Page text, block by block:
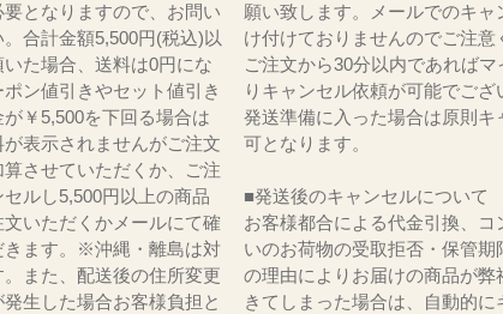
となりますので、お問い
合計金額5,500円(税込)以
いた場合、送料は0円にな
ン値引きやセット値引き
￥5,500を下回る場合は
表示されませんがご注文
させていただくか、ご注
ルし5,500円以上の商品
いただくかメールにて確
きます。※沖縄・離島は対
また、配送後の住所変更
生した場合お客様負担と
願い致します。メールでのキャ
け付けておりませんのでご注意
ご注文から30分以内であればマ
りキャンセル依頼が可能でござ
発送準備に入った場合は原則キ
可となります。
■発送後のキャンセルについて
お客様都合による代金引換、コ
いのお荷物の受取拒否・保管期
の理由によりお届けの商品が弊
きてしまった場合は、自動的に